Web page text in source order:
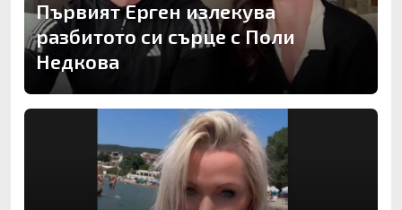
Първият Ерген излекува
разбитото си сърце с Поли
Недкова